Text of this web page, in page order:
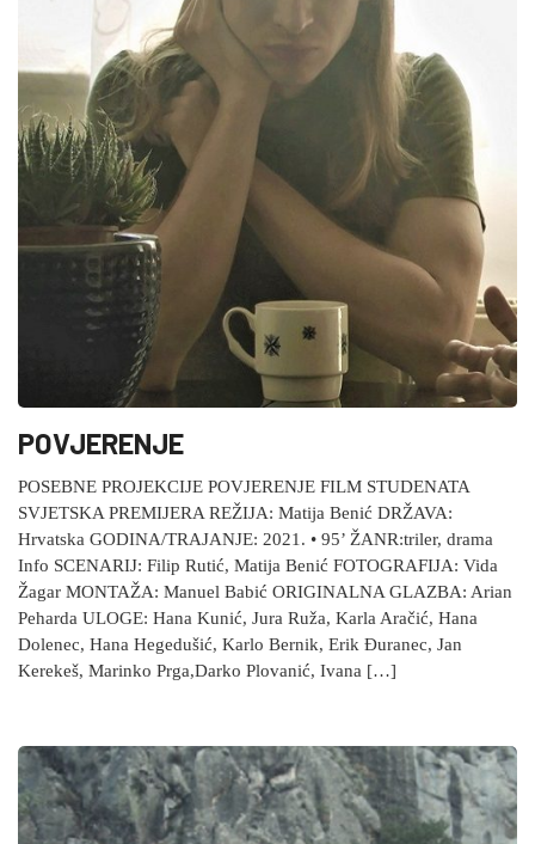
POVJERENJE
POSEBNE PROJEKCIJE POVJERENJE FILM STUDENATA
SVJETSKA PREMIJERA REŽIJA: Matija Benić DRŽAVA:
Hrvatska GODINA/TRAJANJE: 2021. • 95’ ŽANR:triler, drama
Info SCENARIJ: Filip Rutić, Matija Benić FOTOGRAFIJA: Vida
Žagar MONTAŽA: Manuel Babić ORIGINALNA GLAZBA: Arian
Peharda ULOGE: Hana Kunić, Jura Ruža, Karla Aračić, Hana
Dolenec, Hana Hegedušić, Karlo Bernik, Erik Đuranec, Jan
Kerekeš, Marinko Prga,Darko Plovanić, Ivana […]